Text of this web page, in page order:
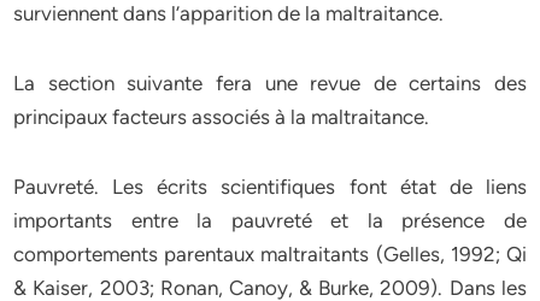
surviennent dans l’apparition de la maltraitance.
La section suivante fera une revue de certains des
principaux facteurs associés à la maltraitance.
Pauvreté. Les écrits scientifiques font état de liens
importants entre la pauvreté et la présence de
comportements parentaux maltraitants (Gelles, 1992; Qi
& Kaiser, 2003; Ronan, Canoy, & Burke, 2009). Dans les